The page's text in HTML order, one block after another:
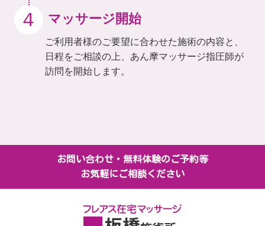
４ マッサージ開始
ご利用者様のご要望に合わせた施術の内容と、
日程をご相談の上、 あん摩マッサージ指圧師が
訪問を開始します。
お問い合わせ・無料体験のご予約等
お気軽にご相談ください